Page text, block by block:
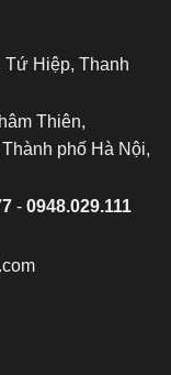
Hiệp, Thanh
Thiên,
phố Hà Nội,
- 0948.029.111